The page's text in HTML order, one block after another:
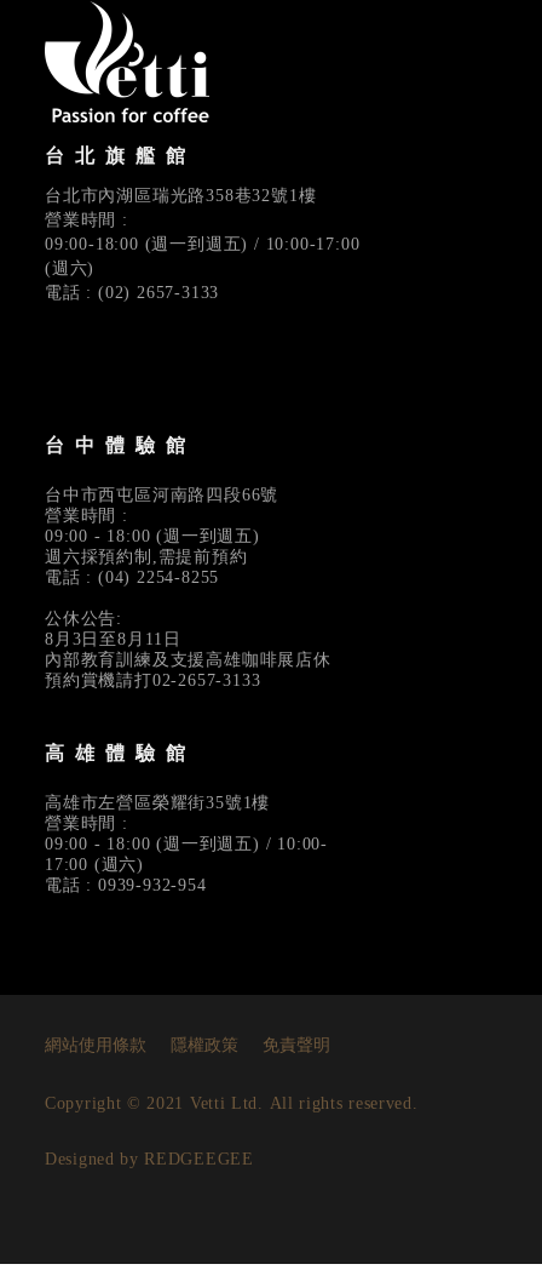
台北旗艦館
台北市內湖區瑞光路358巷32號1樓
營業時間 :
09:00-18:00 (週一到週五) / 10:00-17:00
(週六)
電話 : (02) 2657-3133
台中體驗館
台中市西屯區河南路四段66號
營業時間 :
09:00 - 18:00 (週一到週五)
週六採預約制,需提前預約
電話 : (04) 2254-8255
公休公告:
8月3日至8月11日
內部教育訓練及支援高雄咖啡展店休
預約賞機請打02-2657-3133
高雄體驗館
高雄市左營區榮耀街35號1樓
營業時間 :
09:00 - 18:00 (週一到週五) / 10:00-
17:00 (週六)
電話 : 0939-932-954
網站使用條款 隱權政策 免責聲明
Copyright © 2021 Vetti Ltd. All rights reserved.
Designed by REDGEEGEE